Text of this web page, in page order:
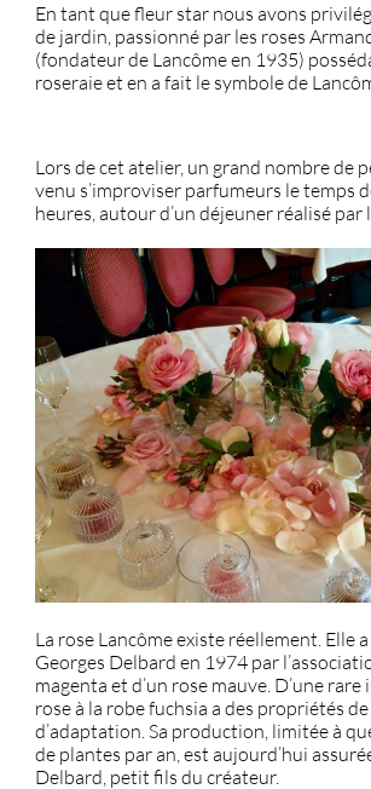
En tant que fleur star nous avons
de jardin, passionné par les roses
(fondateur de Lancôme en 1935)
roseraie et en a fait le symbole de
Lors de cet atelier, un grand nombre de
venu s’improviser parfumeurs le temps
heures, autour d’un déjeuner réalisé par
La rose Lancôme existe réellement. Elle
Georges Delbard en 1974 par
magenta et d’un rose mauve. D’une
rose à la robe fuchsia a des propriétés
d’adaptation. Sa production, limitée à
de plantes par an, est aujourd’hui
Delbard, petit fils du créateur.